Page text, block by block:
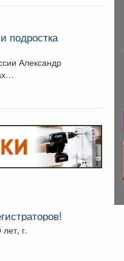
подростка
Александр
г.